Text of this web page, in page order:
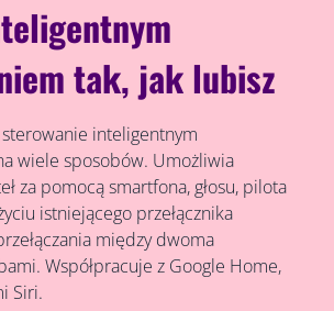
tak, jak lubisz
inteligentnym
wiele sposobów. Umożliwia
za pomocą smartfona, głosu, pilota
istniejącego przełącznika
między dwoma
Współpracuje z Google Home,
Siri.